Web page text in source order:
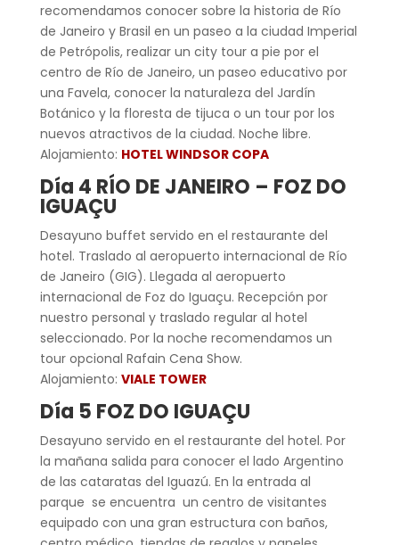
recomendamos conocer sobre la historia de Río
de Janeiro y Brasil en un paseo a la ciudad Imperial
de Petrópolis, realizar un city tour a pie por el
centro de Río de Janeiro, un paseo educativo por
una Favela, conocer la naturaleza del Jardín
Botánico y la floresta de tijuca o un tour por los
nuevos atractivos de la ciudad. Noche libre.
Alojamiento: HOTEL WINDSOR COPA
Día 4 RÍO DE JANEIRO – FOZ DO
IGUAÇU
Desayuno buffet servido en el restaurante del
hotel. Traslado al aeropuerto internacional de Río
de Janeiro (GIG). Llegada al aeropuerto
internacional de Foz do Iguaçu. Recepción por
nuestro personal y traslado regular al hotel
seleccionado. Por la noche recomendamos un
tour opcional Rafain Cena Show.
Alojamiento: VIALE TOWER
Día 5 FOZ DO IGUAÇU
Desayuno servido en el restaurante del hotel. Por
la mañana salida para conocer el lado Argentino
de las cataratas del Iguazú. En la entrada al
parque se encuentra un centro de visitantes
equipado con una gran estructura con baños,